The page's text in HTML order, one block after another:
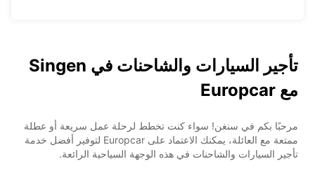
تأجير السيارات والشاحنات في Singen
مع Europcar
مرحبًا بكم في سنغن! سواء كنت تخطط لرحلة عمل سريعة أو عطلة
ممتعة مع العائلة، يمكنك الاعتماد على Europcar لتوفير أفضل خدمة
تأجير السيارات والشاحنات في هذه الوجهة السياحية الرائعة.